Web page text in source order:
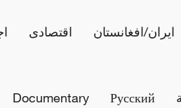
ایران/افغانستان اقتصادی
Русский
Documentary